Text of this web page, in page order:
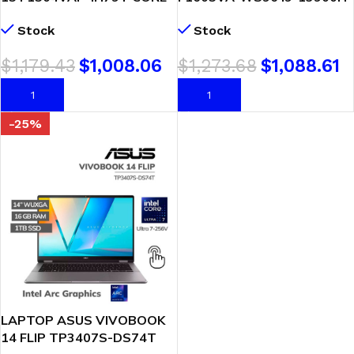
FHD WINDOWS 11
Stock
$1,179.43$1,008.06
AÑADIR AL CARRITO
WINDOWS 11
Stock
$1,273.68 $1,088.61
AÑADIR AL CARRITO
-25%
LAPTOP ASUS VIVOBOOK
14 FLIP TP3407S-DS74T